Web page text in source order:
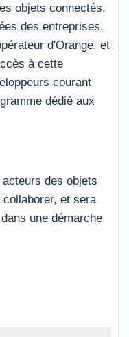
objets connectés,
des entreprises,
d'Orange, et
à cette
courant
dédié aux
des objets
et sera
une démarche